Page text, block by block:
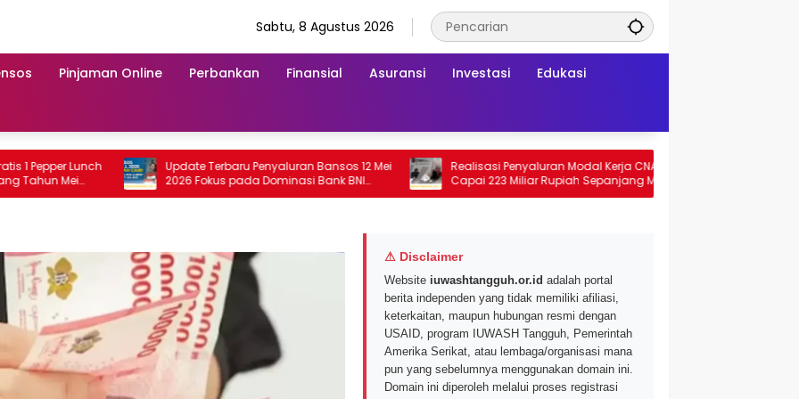
Sabtu, 8 Agustus 2026
Pinjaman Online Perbankan Finansial Asuransi Investasi Edukasi
Lunch
Mei
Update Terbaru Penyaluran Bansos 12 Mei
2026 Fokus pada Dominasi Bank BNI
serta Struk BRI
Realisasi Penyaluran Modal Kerja CNAF
Capai 223 Miliar Rupiah Sepanjang Maret
2026 Ini
⚠ Disclaimer
Website iuwashtangguh.or.id adalah portal
berita independen yang tidak memiliki afiliasi,
keterkaitan, maupun hubungan resmi dengan
USAID, program IUWASH Tangguh, Pemerintah
Amerika Serikat, atau lembaga/organisasi mana
pun yang sebelumnya menggunakan domain ini.
Domain ini diperoleh melalui proses registrasi